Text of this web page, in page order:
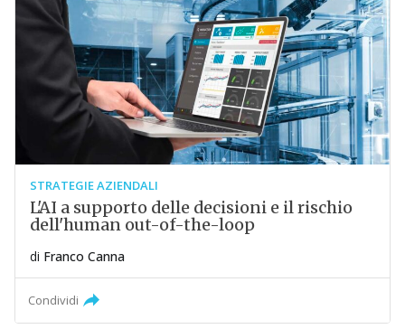
STRATEGIE AZIENDALI
L'AI a supporto delle decisioni e il rischio
dell'human out-of-the-loop
di Franco Canna
Condividi